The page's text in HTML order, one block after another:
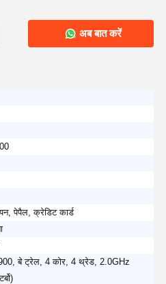
अब बात करें
पेपैल, क्रेडिट कार्ड
बे ट्रेल, 4 कोर, 4 थ्रेड, 2.0GHz